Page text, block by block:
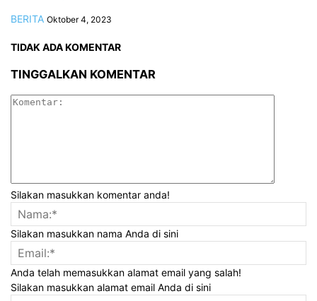
BERITA Oktober 4, 2023
TIDAK ADA KOMENTAR
TINGGALKAN KOMENTAR
Silakan masukkan komentar anda!
Silakan masukkan nama Anda di sini
Anda telah memasukkan alamat email yang salah!
Silakan masukkan alamat email Anda di sini